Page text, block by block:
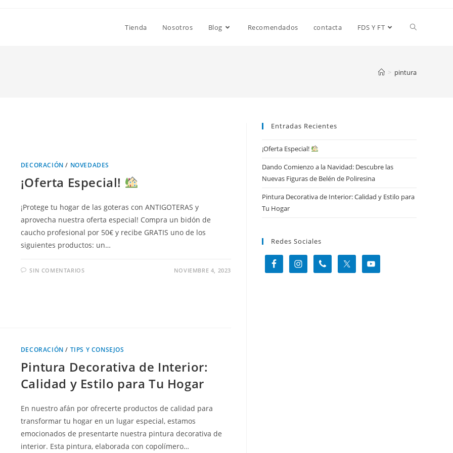
Tienda Nosotros Blog Recomendados contacta FDS Y FT Alternar
> pintura
DECORACIÓN / NOVEDADES
¡Oferta Especial!
¡Protege tu hogar de las goteras con ANTIGOTERAS y
aprovecha nuestra oferta especial! Compra un bidón de
caucho profesional por 50€ y recibe GRATIS uno de los
siguientes productos: un…
SIN COMENTARIOS NOVIEMBRE 4, 2023
DECORACIÓN / TIPS Y CONSEJOS
Pintura Decorativa de Interior:
Calidad y Estilo para Tu Hogar
En nuestro afán por ofrecerte productos de calidad para
transformar tu hogar en un lugar especial, estamos
emocionados de presentarte nuestra pintura decorativa de
interior. Esta pintura, elaborada con copolímero…
Entradas Recientes
¡Oferta Especial!
Dando Comienzo a la Navidad: Descubre las
Nuevas Figuras de Belén de Poliresina
Pintura Decorativa de Interior: Calidad y Estilo para
Tu Hogar
Redes Sociales